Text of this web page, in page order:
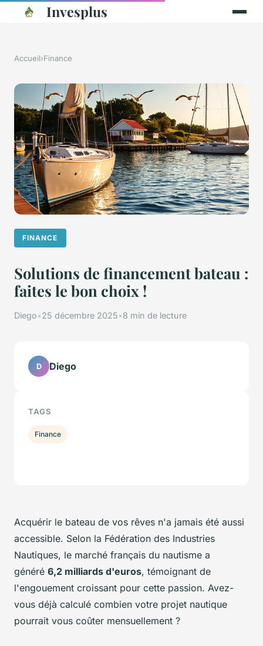
Invesplus
Accueil›Finance
FINANCE
Solutions de financement bateau :
faites le bon choix !
Diego•25 décembre 2025•8 min de lecture
Acquérir le bateau de vos rêves n'a jamais été aussi
accessible. Selon la Fédération des Industries
Nautiques, le marché français du nautisme a
généré 6,2 milliards d'euros, témoignant de
l'engouement croissant pour cette passion. Avez-
vous déjà calculé combien votre projet nautique
pourrait vous coûter mensuellement ?
D Diego
TAGS
Finance